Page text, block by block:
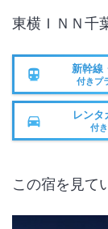
東横ＩＮＮ千
新幹線
付きプ
レンタ
付き
この宿を見て